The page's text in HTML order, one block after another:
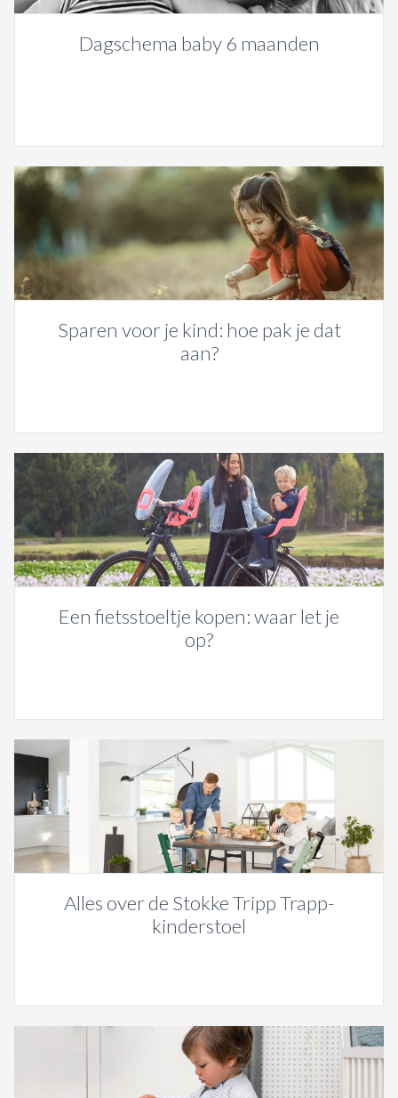
Dagschema baby 6 maanden
Sparen voor je kind: hoe pak je dat
aan?
Een fietsstoeltje kopen: waar let je
op?
Alles over de Stokke Tripp Trapp-
kinderstoel